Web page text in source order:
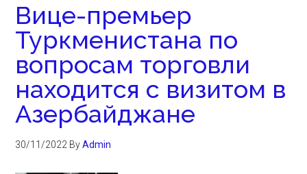
Вице-премьер
Туркменистана по
вопросам торговли
находится с визитом в
Азербайджане
30/11/2022 ByAdmin